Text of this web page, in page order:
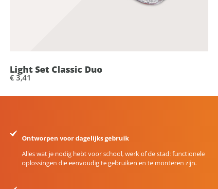
Light Set Classic Duo
€ 3,41
Ontworpen voor dagelijks gebruik
Alles wat je nodig hebt voor school, werk of de stad: functionele
oplossingen die eenvoudig te gebruiken en te monteren zijn.